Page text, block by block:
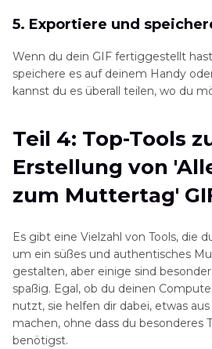
5. Exportiere und
Wenn du dein GIF fertiggestellt
speichere es auf deinem Handy
kannst du es überall teilen, wo du
Teil 4: Top-Tools
Erstellung von
zum Muttertag'
Es gibt eine Vielzahl von Tools, die
um ein süßes und authentisches
gestalten, aber einige sind
spaßig. Egal, ob du deinen
nutzt, sie helfen dir dabei, etwas
machen, ohne dass du besonderes
benötigst.